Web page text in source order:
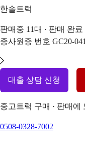
한솔트럭
판매중 11대 · 판매 완료
종사원증 번호 GC20-
대출 상담 신청
중고트럭 구매 · 판매에
0508-0328-7002